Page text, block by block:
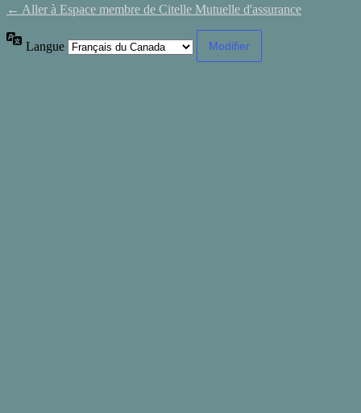
← Aller à Espace membre de Citelle Mutuelle d'assurance
Langue